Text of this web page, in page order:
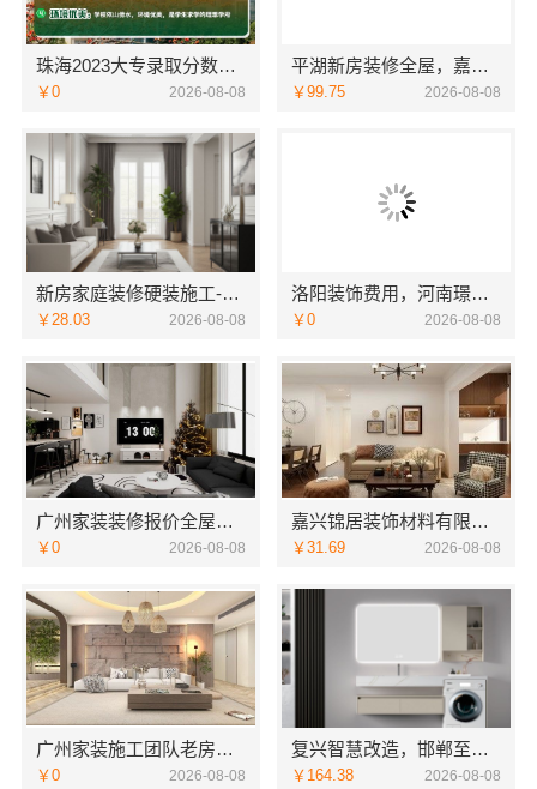
珠海2023大专录取分数线住宿环境-北京理工大学珠海学院继续教育学院
￥0 2026-08-08
平湖新房装修全屋，嘉兴家美建材科技一站式服务
￥99.75 2026-08-08
新房家庭装修硬装施工-福建尚艺空间新材料科技有限公司
￥28.03 2026-08-08
洛阳装饰费用，河南璟臻环保建材有限公司报价透明
￥0 2026-08-08
广州家装装修报价全屋装修精匠饰家
￥0 2026-08-08
嘉兴锦居装饰材料有限公司：桐乡市室内设计公司旧房翻新
￥31.69 2026-08-08
广州家装施工团队老房翻新精匠饰家更省心
￥0 2026-08-08
复兴智慧改造，邯郸至臻全宅新材料有限公司数字化全案
￥164.38 2026-08-08